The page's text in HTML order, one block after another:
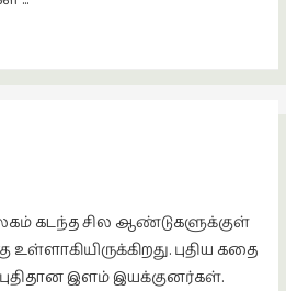
கடந்த சில ஆண்டுகளுக்குள்
உள்ளாகியிருக்கிறது. புதிய கதை
இளம் இயக்குனர்கள்.